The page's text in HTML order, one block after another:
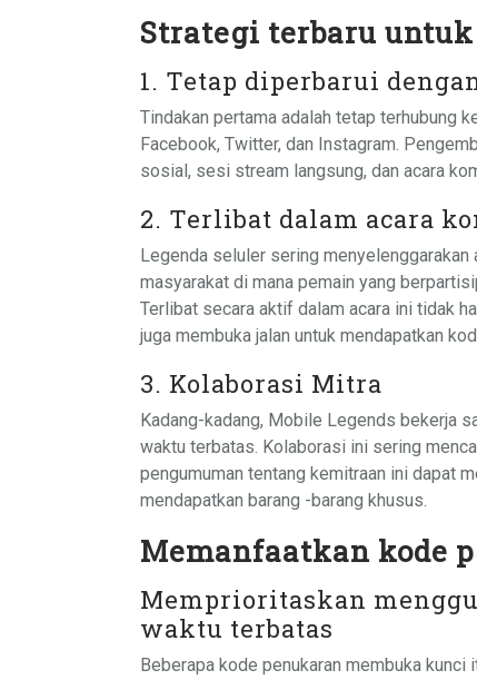
Strategi terbaru
1. Tetap diperbarui
Tindakan pertama adalah tetap terhubung
Facebook, Twitter, dan Instagram.
sosial, sesi stream langsung, dan acara
2. Terlibat dalam acara
Legenda seluler sering menyelenggarakan
masyarakat di mana pemain yang
Terlibat secara aktif dalam acara ini tidak
juga membuka jalan untuk mendapatkan
3. Kolaborasi Mitra
Kadang-kadang, Mobile Legends bekerja
waktu terbatas. Kolaborasi ini sering
pengumuman tentang kemitraan ini dapat
mendapatkan barang -barang khusus.
Memanfaatkan kode
Memprioritaskan
waktu terbatas
Beberapa kode penukaran membuka